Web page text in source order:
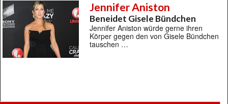
Jennifer Aniston
Beneidet Gisele Bündchen
Jennifer Aniston würde gerne ihren
Körper gegen den von Gisele Bündchen
tauschen …